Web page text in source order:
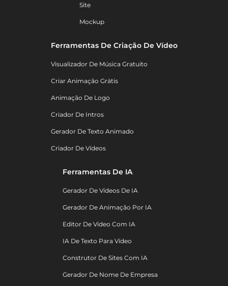
Site
Mockup
Ferramentas De Criação De Vídeo
Visualizador De Música Gratuito
Criar Animação Grátis
Animação De Logo
Criador De Intros
Gerador De Texto Animado
Criador De Vídeos
Ferramentas De IA
Gerador De Vídeos De IA
Gerador De Animação Por IA
Editor De Vídeo Com IA
IA De Texto Para Vídeo
Construtor De Sites Com IA
Gerador De Nome De Empresa